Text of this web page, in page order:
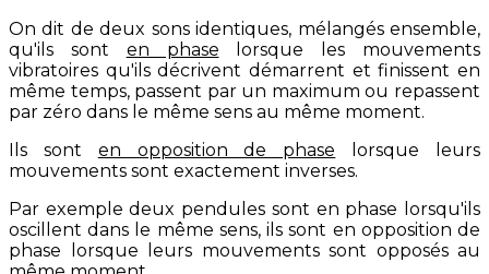
On dit de deux sons identiques, mélangés ensemble,
qu'ils sont en phase lorsque les mouvements
vibratoires qu'ils décrivent démarrent et finissent en
même temps, passent par un maximum ou repassent
par zéro dans le même sens au même moment.
Ils sont en opposition de phase lorsque leurs
mouvements sont exactement inverses.
Par exemple deux pendules sont en phase lorsqu'ils
oscillent dans le même sens, ils sont en opposition de
phase lorsque leurs mouvements sont opposés au